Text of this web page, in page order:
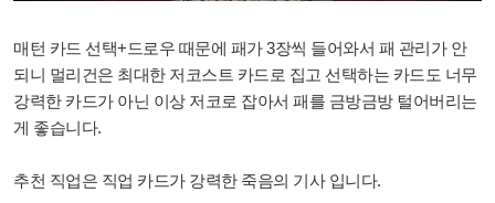
매턴 카드 선택+드로우 때문에 패가 3장씩 들어와서 패 관리가 안
되니 멀리건은 최대한 저코스트 카드로 집고 선택하는 카드도 너무
강력한 카드가 아닌 이상 저코로 잡아서 패를 금방금방 털어버리는
게 좋습니다.
추천 직업은 직업 카드가 강력한 죽음의 기사 입니다.